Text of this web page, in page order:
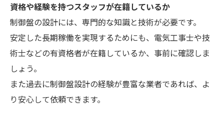
資格や経験を持つスタッフが在籍しているか
制御盤の設計には、専門的な知識と技術が必要です。
安定した長期稼働を実現するためにも、電気工事士や技
術士などの有資格者が在籍しているか、事前に確認しま
しょう。
また過去に制御盤設計の経験が豊富な業者であれば、よ
り安心して依頼できます。